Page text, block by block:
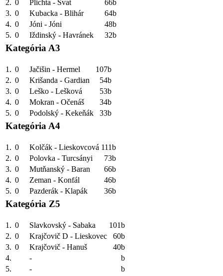
2. 0 Plichta - Svat
66b
3. 0 Kubacka - Blihár
64b
4. 0 Jóni - Jóni
48b
5. 0 Iždinský - Havránek 32b
Kategória A3
1. 0 Jačišin - Hermel
107b
2. 0 Krišanda - Gardian
54b
3. 0 Leško - Lešková
53b
4. 0 Mokran - Očenáš
34b
5. 0 Podolský - Kekeňák 33b
Kategória A4
1. 0 Kolčák - Lieskovcová 111b
2. 0 Polovka - Turcsányi
73b
3. 0 Mutňanský - Baran
66b
4. 0 Zeman - Konfál
46b
5. 0 Pazderák - Klapák 36b
Kategória Z5
1. 0 Slavkovský - Sabaka
101b
2. 0 Krajčovič D - Lieskovec
60b
3. 0 Krajčovič - Hanuš
40b
4.
-
b
5.
- b